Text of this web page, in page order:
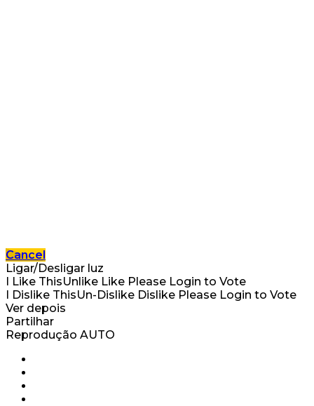
Cancel
Ligar/Desligar luz
I Like ThisUnlike Like Please Login to Vote
I Dislike ThisUn-Dislike Dislike Please Login to Vote
Ver depois
Partilhar
Reprodução AUTO